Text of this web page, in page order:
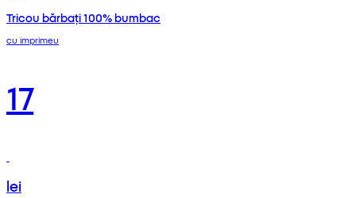
Tricou bărbați 100% bumbac
cu imprimeu
17
lei